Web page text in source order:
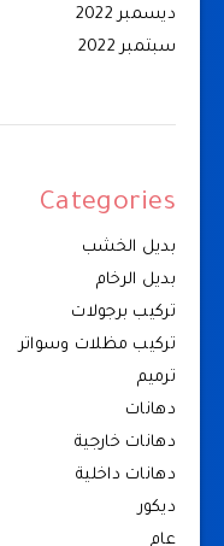
ديسمبر 2022
سبتمبر 2022
Categories
بديل الخشب
بديل الرخام
تركيب برجولات
تركيب مظلات وسواتر
ترميم
دهانات
دهانات خارجية
دهانات داخلية
ديكور
عام